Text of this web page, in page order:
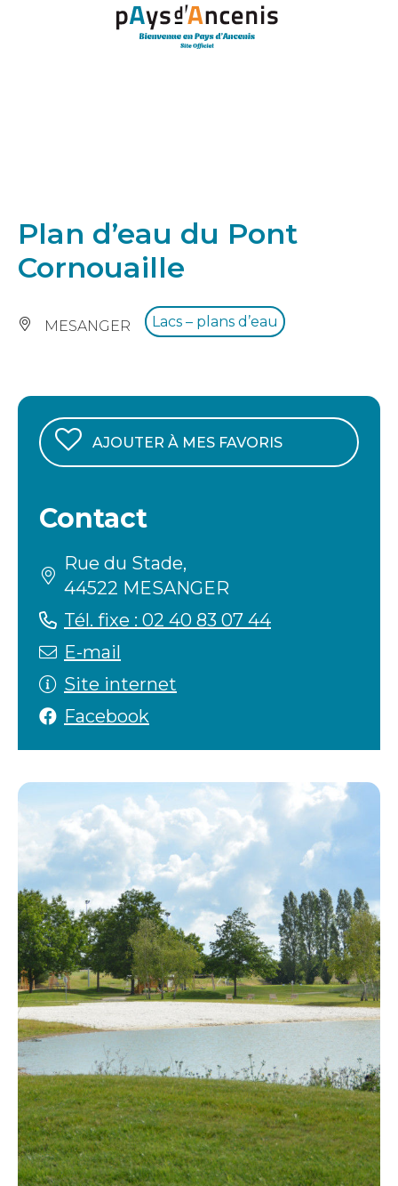
Panneau de gestion des cookies
Plan d’eau du Pont
Cornouaille
MESANGER Lacs – plans d’eau
AJOUTER À MES FAVORIS
Contact
Rue du Stade,
44522 MESANGER
Tél. fixe : 02 40 83 07 44
E-mail
Site internet
Facebook